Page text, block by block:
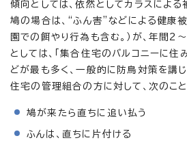
傾向としては、依然としてカラスによる
鳩の場合は、“ふん害”などによる健康
園での餌やり行為も含む。）が、年間2
としては、「集合住宅のバルコニーに住
どが最も多く、一般的に防鳥対策を講
住宅の管理組合の方に対して、次のこと
鳩が来たら直ちに追い払う
ふんは、直ちに片付ける